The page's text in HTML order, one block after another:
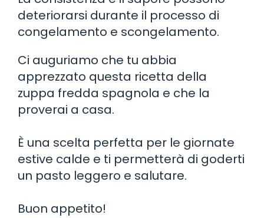
deteriorarsi durante il processo di
congelamento e scongelamento.
Ci auguriamo che tu abbia
apprezzato questa ricetta della
zuppa fredda spagnola e che la
proverai a casa.
È una scelta perfetta per le giornate
estive calde e ti permetterà di goderti
un pasto leggero e salutare.
Buon appetito!